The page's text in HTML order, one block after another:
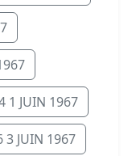
1 JUIN 1967
3 JUIN 1967